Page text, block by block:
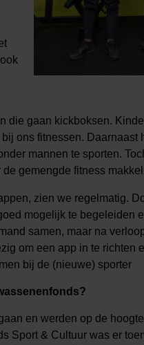
die gaan kickboksen.
ons fitnessen. Daarnaast
mannen te sporten.
gemengde fitness
zien we regelmatig.
mogelijk te begeleiden
samen, maar na
om een app in te richten
bij de (nieuwe) sporter
en werden op de
Sport & Cultuur was er